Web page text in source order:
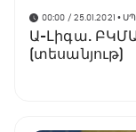
00:00 / 25.01.2021 •
Ա-Լիգա.
(տեսանյութ)